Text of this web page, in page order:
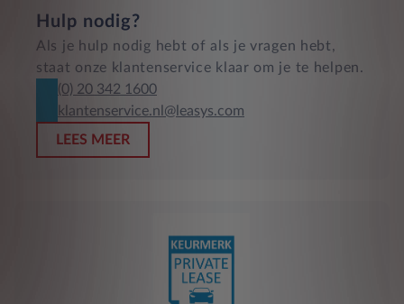
Hulp nodig?
Als je hulp nodig hebt of als je vragen hebt,
staat onze klantenservice klaar om je te helpen.
(0) 20 342 1600
klantenservice.nl@leasys.com
LEES MEER